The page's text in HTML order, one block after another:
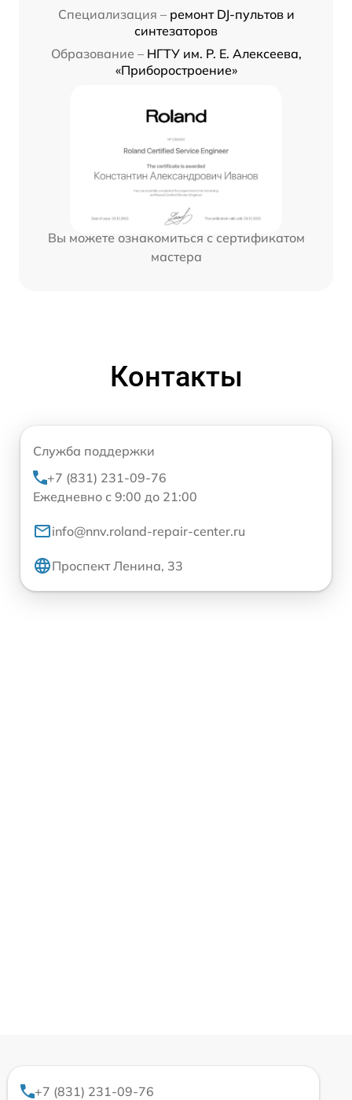
Специализация – ремонт DJ-пультов и
синтезаторов
Образование – НГТУ им. Р. Е. Алексеева,
«Приборостроение»
Вы можете ознакомиться с сертификатом
мастера
Контакты
Служба поддержки
+7 (831) 231-09-76
Ежедневно с 9:00 до 21:00
info@nnv.roland-repair-center.ru
Проспект Ленина, 33
+7 (831) 231-09-76